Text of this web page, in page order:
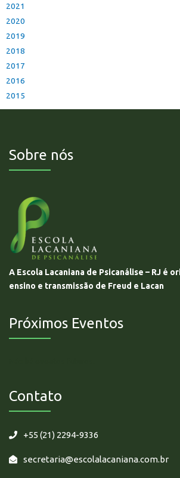
2021
2020
2019
2018
2017
2016
2015
Sobre nós
A Escola Lacaniana de Psicanálise – RJ é
ensino e transmissão de Freud e Lacan
Próximos Eventos
Contato
+55 (21) 2294-9336
secretaria@escolalacaniana.com.br